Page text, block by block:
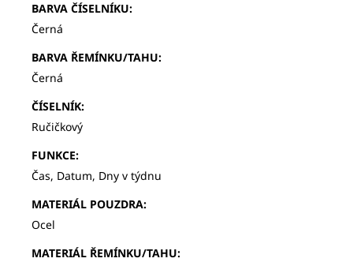
BARVA ČÍSELNÍKU:
Černá
BARVA ŘEMÍNKU/TAHU:
Černá
ČÍSELNÍK:
Ručičkový
FUNKCE:
Čas, Datum, Dny v týdnu
MATERIÁL POUZDRA:
Ocel
MATERIÁL ŘEMÍNKU/TAHU: